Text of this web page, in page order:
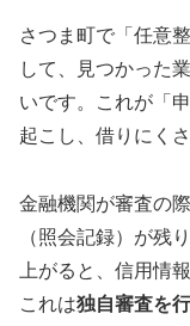
さつま町で「任意
して、見つかった
いです。これが「
起こし、借りにく
金融機関が審査の
（照会記録）が残
上がると、信用情
これは独自審査を